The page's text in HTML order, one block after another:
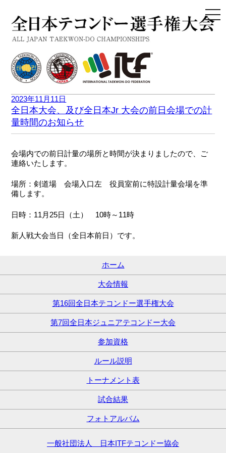
2023年11月11日
全日本大会、及び全日本Jr 大会の前日会場での計
量時間のお知らせ
会場内での前日計量の場所と時間が決まりましたので、ご
連絡いたします。
場所：剣道場 会場入口左 役員室前に特設計量会場を準
備します。
日時：11月25日（土） 10時～11時
新人戦大会当日（全日本前日）です。
ホーム
大会情報
第16回全日本テコンドー選手権大会
第7回全日本ジュニアテコンドー大会
参加資格
ルール説明
トーナメント表
試合結果
フォトアルバム
一般社団法人 日本ITFテコンドー協会